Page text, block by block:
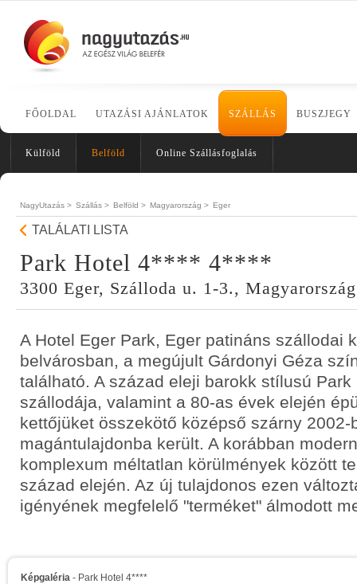
FŐOLDAL UTAZÁSI AJÁNLATOK SZÁLLÁS BUSZJEGY
Külföld Belföld Online Szállásfoglalás
NagyUtazás > Szállás > Belföld > Magyarország > Eger
TALÁLATI LISTA
Park Hotel 4**** 4****
3300 Eger, Szálloda u. 1-3., Magyarország
A Hotel Eger Park, Eger patináns szállodai
belvárosban, a megújult Gárdonyi Géza
található. A század eleji barokk stílusú
szállodája, valamint a 80-as évek elején
kettőjüket összekötő középső szárny 2002-
magántulajdonba került. A korábban
komplexum méltatlan körülmények között
század elején. Az új tulajdonos ezen
igényének megfelelő "terméket" álmodott
Képgaléria - Park Hotel 4****